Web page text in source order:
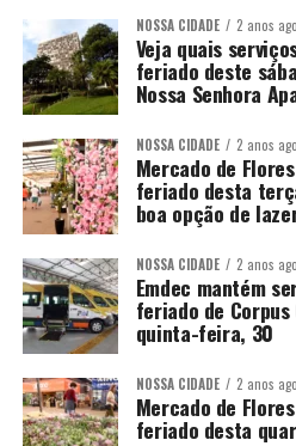
NOSSA CIDADE 2 anos ago
Veja quais
feriado deste
Nossa Senhora
NOSSA CIDADE 2 anos ago
Mercado de
feriado desta
boa opção de
NOSSA CIDADE 2 anos ago
Emdec mantém
feriado de
quinta-feira, 30
NOSSA CIDADE 2 anos ago
Mercado de
feriado desta